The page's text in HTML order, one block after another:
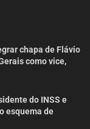
chapa de Flávio
como vice,
do INSS e
esquema de